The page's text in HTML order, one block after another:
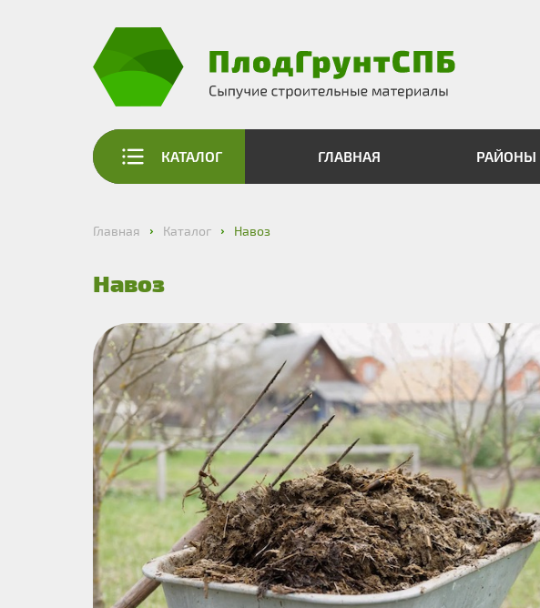
КАТАЛОГ ГЛАВНАЯ РАЙОНЫ
Главная Каталог Навоз
Навоз